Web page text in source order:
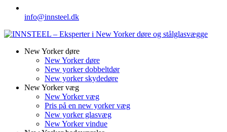
info@innsteel.dk
New Yorker døre
New Yorker døre
New yorker dobbeltdør
New yorker skydedøre
New Yorker væg
New Yorker væg
Pris på en new yorker væg
New yorker glasvæg
New Yorker vindue